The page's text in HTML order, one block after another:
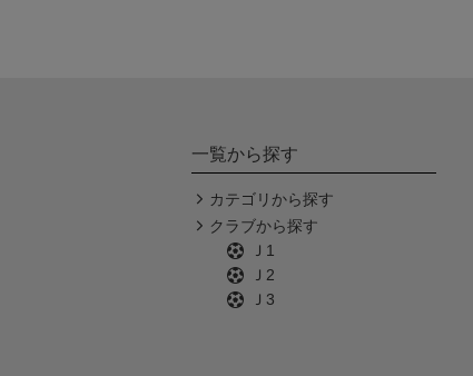
一覧から探す
カテゴリから探す
クラブから探す
Ｊ1
Ｊ2
Ｊ3